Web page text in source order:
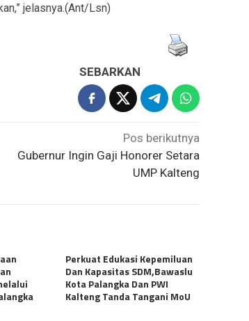
jelasnya.(Ant/Lsn)
SEBARKAN
Pos berikutnya
Gubernur Ingin Gaji Honorer Setara
UMP Kalteng
Perkuat Edukasi Kepemiluan
Dan Kapasitas SDM,Bawaslu
Kota Palangka Dan PWI
Kalteng Tanda Tangani MoU